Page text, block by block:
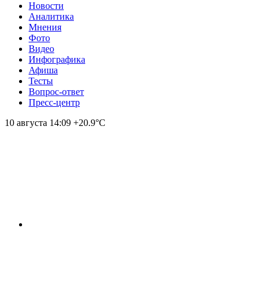
Новости
Аналитика
Мнения
Фото
Видео
Инфографика
Афиша
Тесты
Вопрос-ответ
Пресс-центр
10 августа 14:09 +20.9°С